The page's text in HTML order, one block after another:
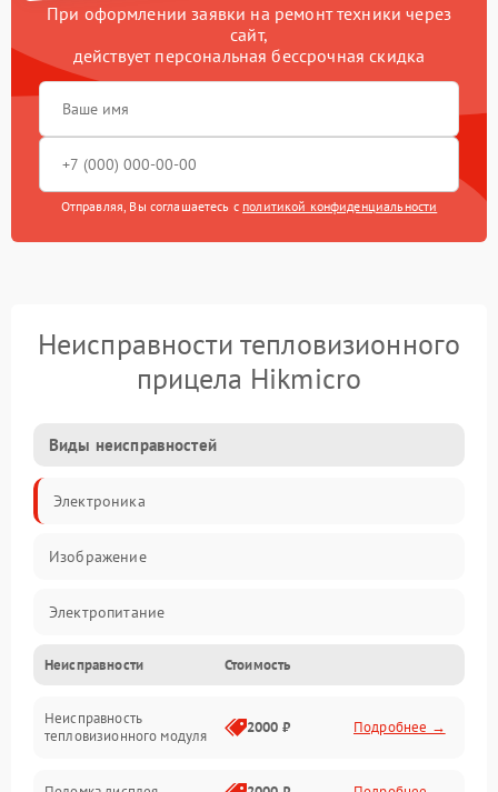
При оформлении заявки на ремонт техники через
сайт,
действует персональная бессрочная скидка
Отправляя, Вы соглашаетесь с политикой конфиденциальности
Неисправности тепловизионного
прицела Hikmicro
Виды неисправностей
Электроника
Изображение
Электропитание
Измерения
Матрица
Неисправности Стоимость
Неисправность
тепловизионного модуля
2000 ₽ Подробнее →